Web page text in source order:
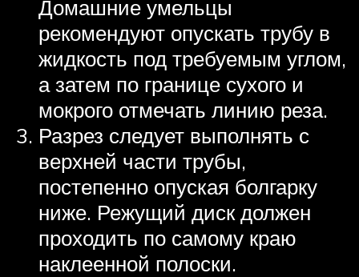
Домашние умельцы
рекомендуют опускать трубу в
жидкость под требуемым углом,
а затем по границе сухого и
мокрого отмечать линию реза.
Разрез следует выполнять с
верхней части трубы,
постепенно опуская болгарку
ниже. Режущий диск должен
проходить по самому краю
наклеенной полоски.